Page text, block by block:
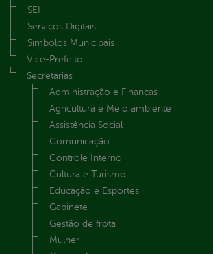
SEI
Serviços Digitais
Símbolos Municipais
Vice-Prefeito
Secretarias
Administração e Finanças
Agricultura e Meio ambiente
Assistência Social
Comunicação
Controle Interno
Cultura e Turismo
Educação e Esportes
Gabinete
Gestão de frota
Mulher